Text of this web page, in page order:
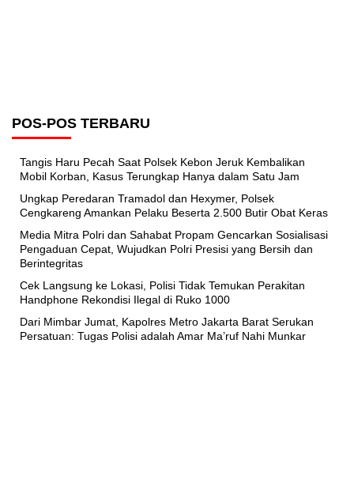
POS-POS TERBARU
Tangis Haru Pecah Saat Polsek Kebon Jeruk Kembalikan
Mobil Korban, Kasus Terungkap Hanya dalam Satu Jam
Ungkap Peredaran Tramadol dan Hexymer, Polsek
Cengkareng Amankan Pelaku Beserta 2.500 Butir Obat Keras
Media Mitra Polri dan Sahabat Propam Gencarkan Sosialisasi
Pengaduan Cepat, Wujudkan Polri Presisi yang Bersih dan
Berintegritas
Cek Langsung ke Lokasi, Polisi Tidak Temukan Perakitan
Handphone Rekondisi Ilegal di Ruko 1000
Dari Mimbar Jumat, Kapolres Metro Jakarta Barat Serukan
Persatuan: Tugas Polisi adalah Amar Ma’ruf Nahi Munkar